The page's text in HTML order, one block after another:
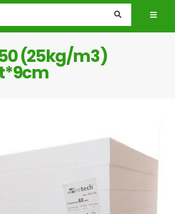
(25kg/m3)